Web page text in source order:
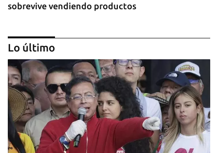
sobrevive vendiendo productos
DEPORTES
Lo último